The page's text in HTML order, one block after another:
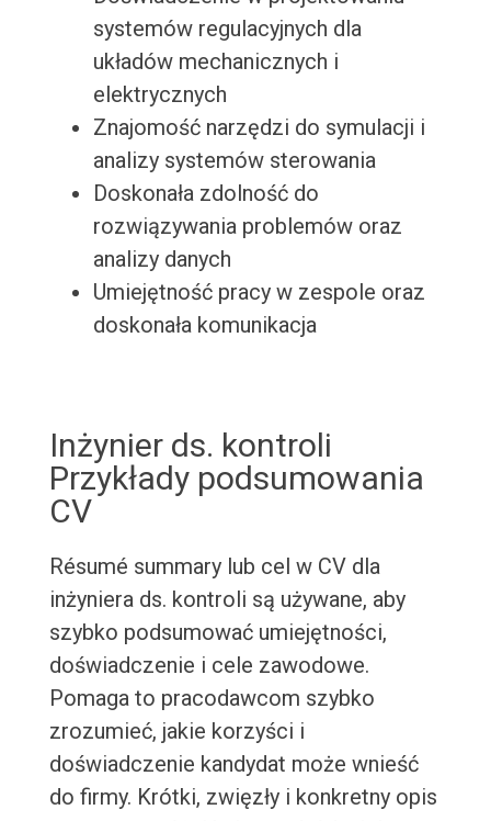
systemów regulacyjnych dla
układów mechanicznych i
elektrycznych
Znajomość narzędzi do symulacji i
analizy systemów sterowania
Doskonała zdolność do
rozwiązywania problemów oraz
analizy danych
Umiejętność pracy w zespole oraz
doskonała komunikacja
Inżynier ds. kontroli
Przykłady podsumowania
CV
Résumé summary lub cel w CV dla
inżyniera ds. kontroli są używane, aby
szybko podsumować umiejętności,
doświadczenie i cele zawodowe.
Pomaga to pracodawcom szybko
zrozumieć, jakie korzyści i
doświadczenie kandydat może wnieść
do firmy. Krótki, zwięzły i konkretny opis